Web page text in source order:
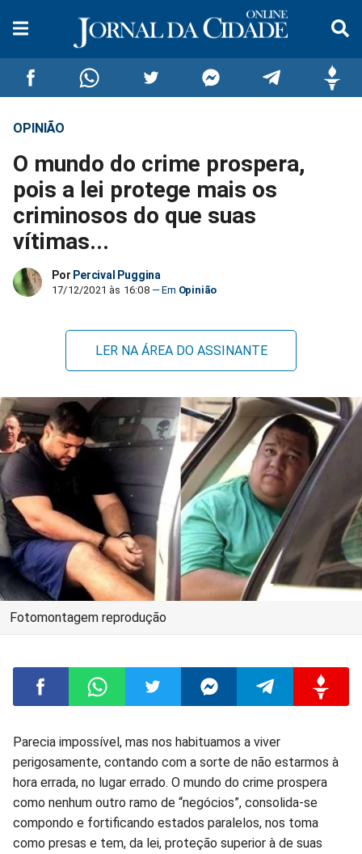
Compartilhar
no
Facebook
Compartilhar
no
Whatsapp
no
Twitter
no
Messenger
no
Telegram
OPINIÃO
O mundo do crime prospera,
pois a lei protege mais os
criminosos do que suas
vítimas...
Por Percival Puggina
17/12/2021 às 16:08 Opinião
LER NA ÁREA DO ASSINANTE
Fotomontagem reprodução
Compartilhar
no
Facebook
Compartilhar
no
Whatsapp
Compartilhar
no
Twitter
Compartilhar
no
Messenger
Compartilhar
no
Telegram
no
Gettr
Parecia impossível, mas nos habituamos a viver
perigosamente, contando com a sorte de não estarmos à
hora errada, no lugar errado. O mundo do crime prospera
como nenhum outro ramo de “negócios”, consolida-se
compondo e fortificando estados paralelos, nos toma
como presas e tem, da lei, proteção superior à de suas